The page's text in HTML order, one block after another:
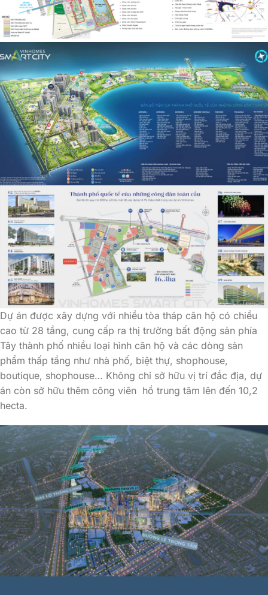
Dự án được xây dựng với nhiều tòa tháp căn hộ có chiều
cao từ 28 tầng, cung cấp ra thị trường bất động sản phía
Tây thành phố nhiều loại hình căn hộ và các dòng sản
phẩm thấp tầng như nhà phố, biệt thự, shophouse,
boutique, shophouse… Không chỉ sở hữu vị trí đắc địa, dự
án còn sở hữu thêm công viên hồ trung tâm lên đến 10,2
hecta.